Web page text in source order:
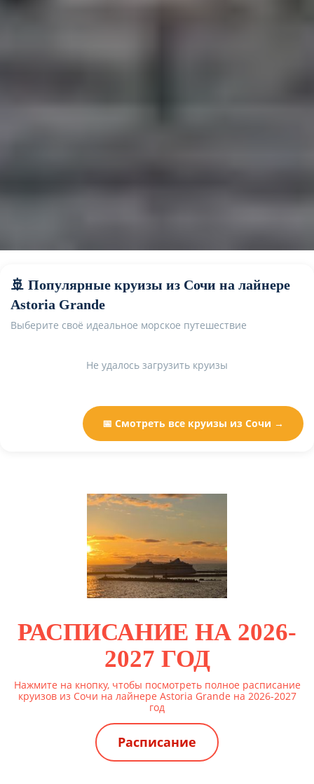
🚢 Популярные круизы из Сочи на лайнере
Astoria Grande
Выберите своё идеальное морское путешествие
Не удалось загрузить круизы
📅 Смотреть все круизы из Сочи →
РАСПИСАНИЕ НА 2026-
2027 ГОД
Нажмите на кнопку, чтобы посмотреть полное расписание
круизов из Сочи на лайнере Astoria Grande на 2026-2027
год
Расписание